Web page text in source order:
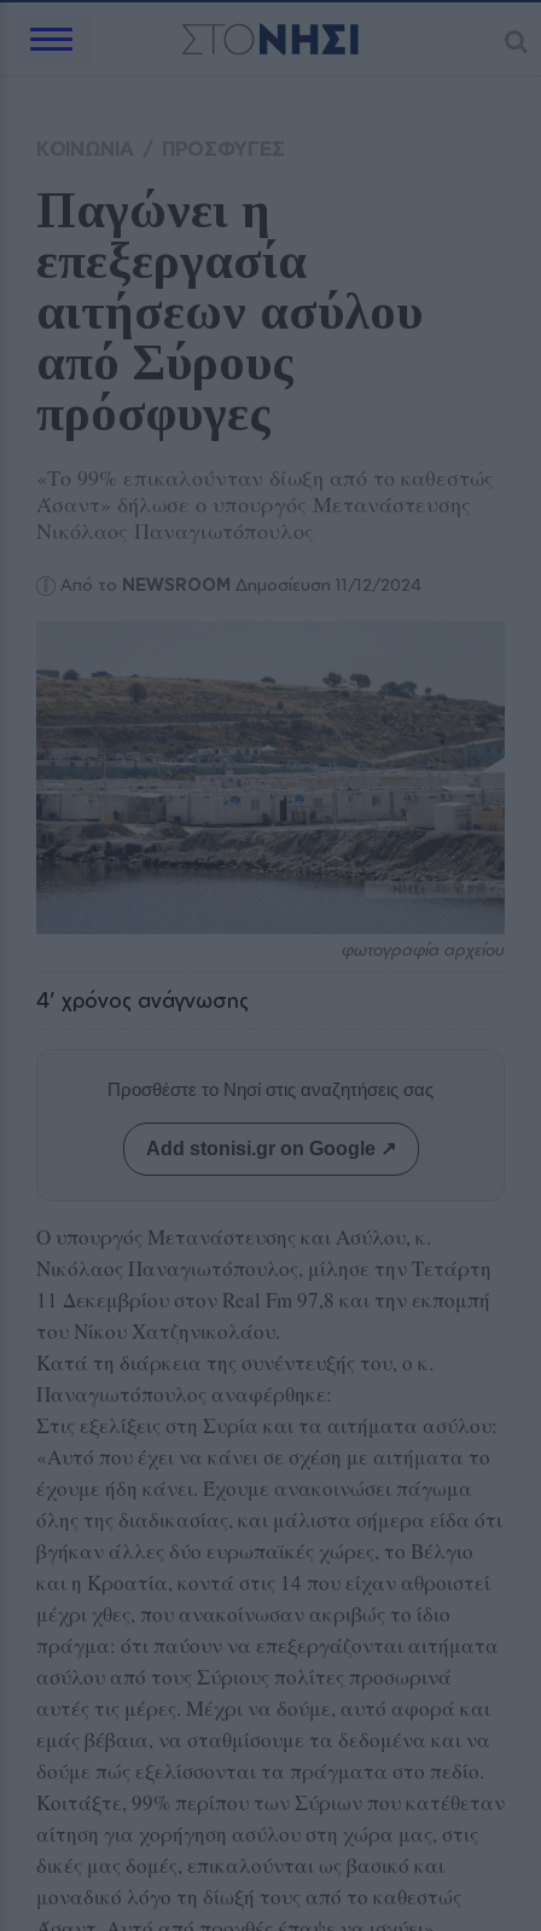
Παγώνει η
επεξεργασία
αιτήσεων ασύλου
από Σύρους
πρόσφυγες
«Tο 99% επικαλούνταν δίωξη από το καθεστώς
Άσαντ» δήλωσε ο υπουργός Μετανάστευσης
Νικόλαος Παναγιωτόπουλος
Από το NEWSROOM Δημοσίευση 11/12/2024
φωτογραφία αρχείου
4' χρόνος ανάγνωσης
Προσθέστε το Νησί στις αναζητήσεις σας
Add stonisi.gr on Google ↗
Ο υπουργός Μετανάστευσης και Ασύλου, κ.
Νικόλαος Παναγιωτόπουλος, μίλησε την Τετάρτη
11 Δεκεμβρίου στον Real Fm 97,8 και την εκπομπή
του Νίκου Χατζηνικολάου.
Κατά τη διάρκεια της συνέντευξής του, ο κ.
Παναγιωτόπουλος αναφέρθηκε:
Στις εξελίξεις στη Συρία και τα αιτήματα ασύλου:
«Αυτό που έχει να κάνει σε σχέση με αιτήματα το
έχουμε ήδη κάνει. Έχουμε ανακοινώσει πάγωμα
όλης της διαδικασίας, και μάλιστα σήμερα είδα ότι
βγήκαν άλλες δύο ευρωπαϊκές χώρες, το Βέλγιο
και η Κροατία, κοντά στις 14 που είχαν αθροιστεί
μέχρι χθες, που ανακοίνωσαν ακριβώς το ίδιο
πράγμα: ότι παύουν να επεξεργάζονται αιτήματα
ασύλου από τους Σύριους πολίτες προσωρινά
αυτές τις μέρες. Μέχρι να δούμε, αυτό αφορά και
εμάς βέβαια, να σταθμίσουμε τα δεδομένα και να
δούμε πώς εξελίσσονται τα πράγματα στο πεδίο.
Κοιτάξτε, 99% περίπου των Σύριων που κατέθεταν
αίτηση για χορήγηση ασύλου στη χώρα μας, στις
δικές μας δομές, επικαλούνται ως βασικό και
μοναδικό λόγο τη δίωξή τους από το καθεστώς